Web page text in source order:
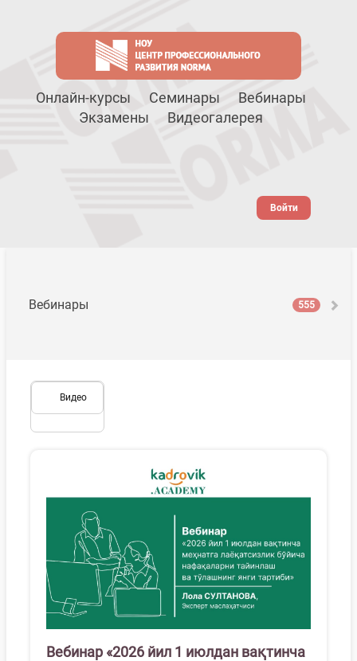
Онлайн-курсы Семинары
Вебинары
Экзамены
Видеогалерея
Войти
Вебинары 555
Видео
Вебинар «2026 йил 1 июлдан вақтинча